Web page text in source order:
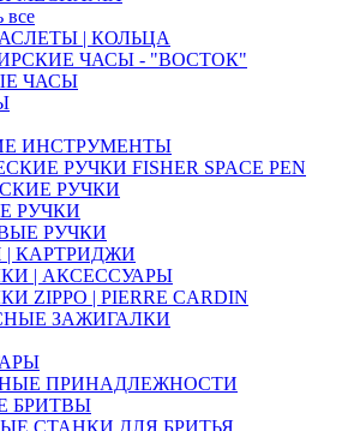
все
| КОЛЬЦА
ЧАСЫ - "ВОСТОК"
ЧАСЫ
ИНСТРУМЕНТЫ
РУЧКИ FISHER SPACE PEN
РУЧКИ
РУЧКИ
РУЧКИ
| КАРТРИДЖИ
| АКСЕССУАРЫ
ZIPPO | PIERRE CARDIN
ЗАЖИГАЛКИ
ПРИНАДЛЕЖНОСТИ
БРИТВЫ
СТАНКИ ДЛЯ БРИТЬЯ